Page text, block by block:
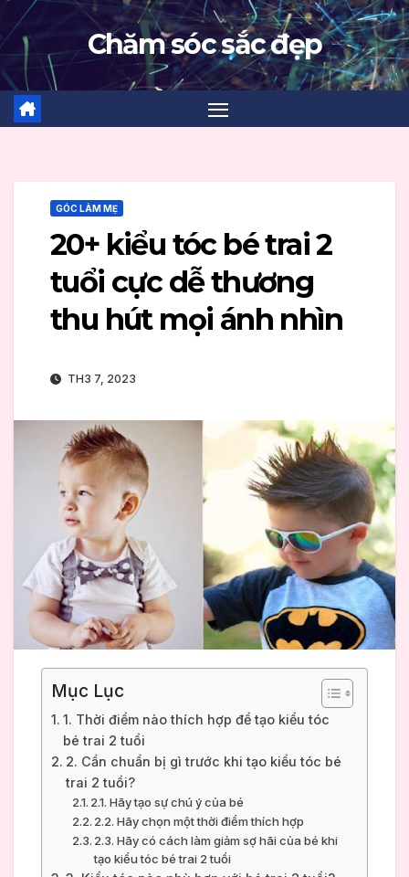
Skip
to
content
Chăm sóc sắc đẹp
GÓC LÀM MẸ
20+ kiểu tóc bé trai 2
tuổi cực dễ thương
thu hút mọi ánh nhìn
TH3 7, 2023
Mục Lục
1. Thời điểm nào thích hợp để tạo kiểu tóc
bé trai 2 tuổi
2. Cần chuẩn bị gì trước khi tạo kiểu tóc bé
trai 2 tuổi?
2.1. Hãy tạo sự chú ý của bé
2.2. Hãy chọn một thời điểm thích hợp
2.3. Hãy có cách làm giảm sợ hãi của bé khi
tạo kiểu tóc bé trai 2 tuổi